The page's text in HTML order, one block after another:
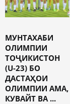
МУНТАХАБИ
ОЛИМПИИ
ТОҶИКИСТОН
(U-23) БО
ДАСТАҲОИ
ОЛИМПИИ АМА,
КУВАЙТ ВА ...